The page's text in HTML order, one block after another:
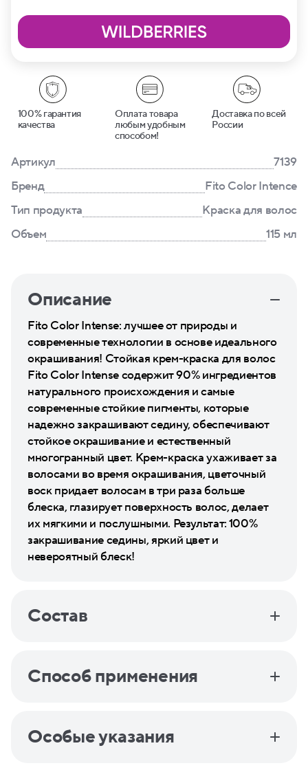
100% гарантия
качества
Оплата товара
любым удобным
способом!
Доставка по всей
России
Артикул
7139
Бренд
Fito Color Intence
Тип продукта
Краска для волос
Объем
115 мл
Описание
Fito Color Intense: лучшее от природы и
современные технологии в основе идеального
окрашивания! Стойкая крем-краска для волос
Fito Color Intense содержит 90% ингредиентов
натурального происхождения и самые
современные стойкие пигменты, которые
надежно закрашивают седину, обеспечивают
стойкое окрашивание и естественный
многогранный цвет. Крем-краска ухаживает за
волосами во время окрашивания, цветочный
воск придает волосам в три раза больше
блеска, глазирует поверхность волос, делает
их мягкими и послушными. Результат: 100%
закрашивание седины, яркий цвет и
невероятный блеск!
Состав
Способ применения
Особые указания